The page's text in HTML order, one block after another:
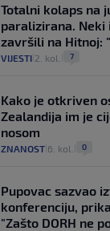
Totalni kolaps na
paralizirana.
završili na Hitnoj:
VIJESTI 2. kol. 7
Kako je otkriven
Zealandija im je
nosom
ZNANOST 6. kol. 0
Pupovac sazvao
konferenciju,
"Zašto DORH ne